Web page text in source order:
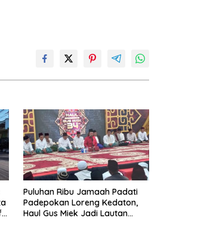
Puluhan Ribu Jamaah Padati
Padepokan Loreng Kedaton,
Haul Gus Miek Jadi Lautan